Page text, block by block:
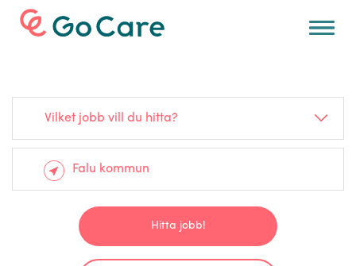
För arbetsgivare
Vilket jobb vill du hitta?
Hitta jobb!